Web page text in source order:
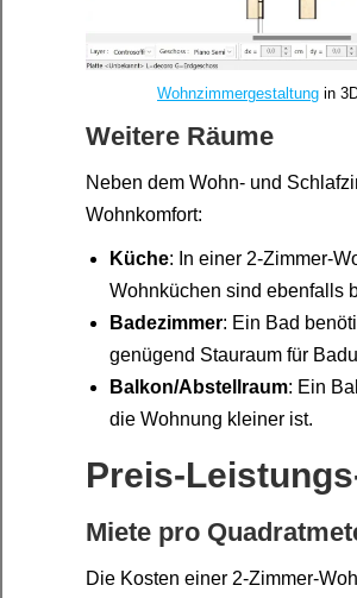
Wohnzimmergestaltung in
Weitere Räume
Neben dem Wohn- und
Wohnkomfort:
Küche: In einer 2-Zimmer-
Wohnküchen sind ebenfalls
Badezimmer: Ein Bad
genügend Stauraum für
Balkon/Abstellraum: Ein
die Wohnung kleiner ist.
Preis-
Miete pro
Die Kosten einer 2-Zimmer-